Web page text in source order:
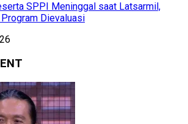
SPPI Meninggal saat Latsarmil,
Dievaluasi